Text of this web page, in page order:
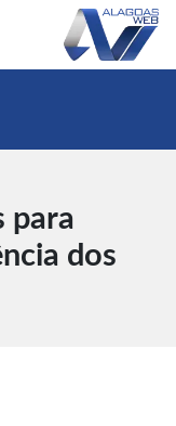
para
dos